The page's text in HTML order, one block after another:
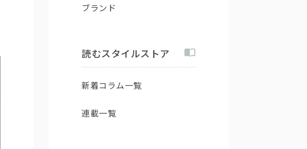
ブランド
読むスタイルストア
新着コラム一覧
連載一覧